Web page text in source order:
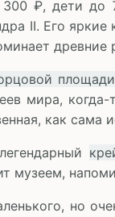
₽, дети до
II. Его
площади
мира,
как сама
музеем,
но